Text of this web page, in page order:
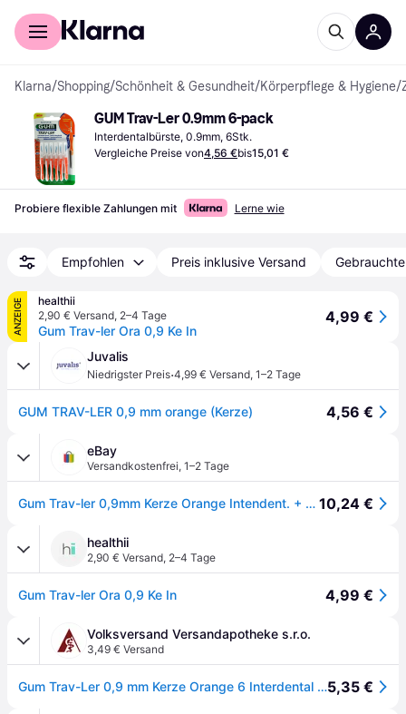
Für Shopper
Klarna/Shopping/Schönheit & Gesundheit/Körperpflege & Hygiene/
GUM Trav-Ler 0.9mm 6-pack
Interdentalbürste, 0.9mm, 6Stk.
Vergleiche Preise von4,56 €bis15,01 €
Probiere flexible Zahlungen mit Lerne wie
Empfohlen Preis inklusive Versand
ANZEIGE
healthii
2,90 € Versand, 2–4 Tage
Gum Trav-ler Ora 0,9 Ke In
4,99 €
Juvalis
Niedrigster Preis·4,99 € Versand, 1–2 Tage
GUM TRAV-LER 0,9 mm orange (Kerze) 4,56 €
eBay
Versandkostenfrei, 1–2 Tage
Gum Trav-ler 0,9mm Kerze Orange Intendent. + 6kappen · 6 St · Pzn 09714422 10,24 €
healthii
2,90 € Versand, 2–4 Tage
Gum Trav-ler Ora 0,9 Ke In 4,99 €
Volksversand Versandapotheke s.r.o.
3,49 € Versand
Gum Trav-Ler 0,9 mm Kerze Orange 6 Interdental Zahnbürsten5,35 €